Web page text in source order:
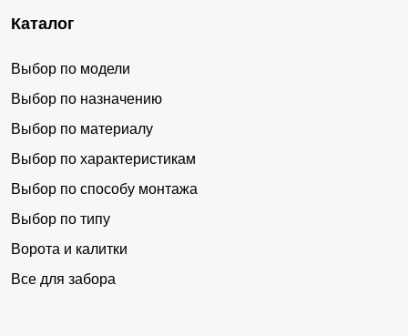
Каталог
Выбор по модели
Выбор по назначению
Выбор по материалу
Выбор по характеристикам
Выбор по способу монтажа
Выбор по типу
Ворота и калитки
Все для забора